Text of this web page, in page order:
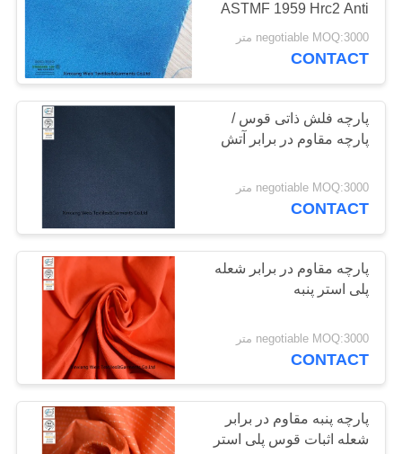
لباس ذاتی FR
17
پارچه مقاوم در برابر
آتش
56
ASTMF 1959 Hrc2 Anti
Electric
negotiable MOQ:3000 متر
CONTACT
پارچه فلش ذاتی قوس /
پارچه مقاوم در برابر آتش
negotiable MOQ:3000 متر
CONTACT
پارچه مقاوم در برابر شعله
پلی استر پنبه
negotiable MOQ:3000 متر
CONTACT
پارچه پنبه مقاوم در برابر
شعله اثبات قوس پلی استر